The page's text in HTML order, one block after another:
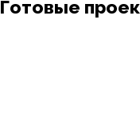
Готовые